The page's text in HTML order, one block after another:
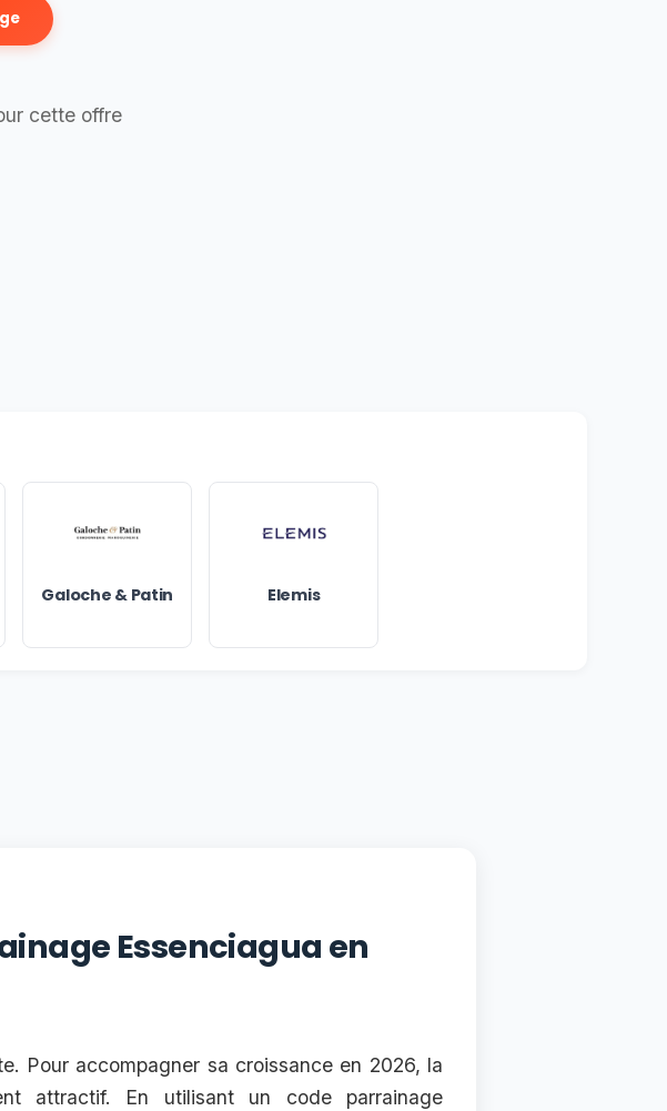
cette offre
Galoche & Patin Elemis
Essenciagua en
Pour accompagner sa croissance en 2026, la
attractif. En utilisant un code parrainage